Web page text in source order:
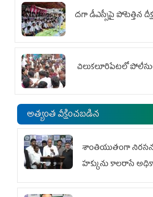
దగా డీఎస్సీపై పోటెత్తిన
చిలుక‌లూరిపేట‌లో
అత్యంత వీక్షించబడిన
శాంతియుతంగా
హక్కును కాలరాసే
లేదు